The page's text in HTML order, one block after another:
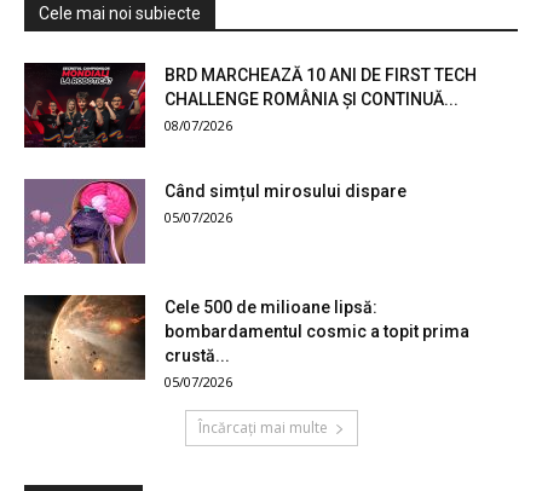
Cele mai noi subiecte
BRD MARCHEAZĂ 10 ANI DE FIRST TECH
CHALLENGE ROMÂNIA ȘI CONTINUĂ...
08/07/2026
Când simțul mirosului dispare
05/07/2026
Cele 500 de milioane lipsă:
bombardamentul cosmic a topit prima
crustă...
05/07/2026
Încărcați mai multe